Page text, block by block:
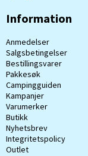
Information
Anmedelser
Salgsbetingelser
Bestillingsvarer
Pakkesøk
Campingguiden
Kampanjer
Varumerker
Butikk
Nyhetsbrev
Integritetspolicy
Outlet